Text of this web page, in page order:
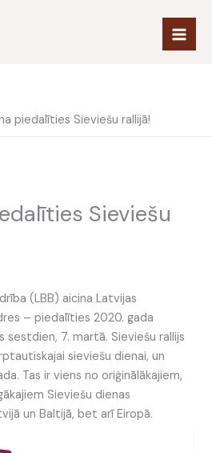
piedalīties Sieviešu rallijā!
Sieviešu
(LBB) aicina Latvijas
– piedalīties 2020. gada
sestdien, 7. martā. Sieviešu rallijs
sieviešu dienai, un
Tas ir viens no oriģinālākajiem,
Sieviešu dienas
un Baltijā, bet arī Eiropā.